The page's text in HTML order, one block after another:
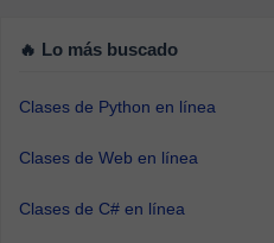
🔥 Lo más buscado
Clases de Python en línea
Clases de Web en línea
Clases de C# en línea